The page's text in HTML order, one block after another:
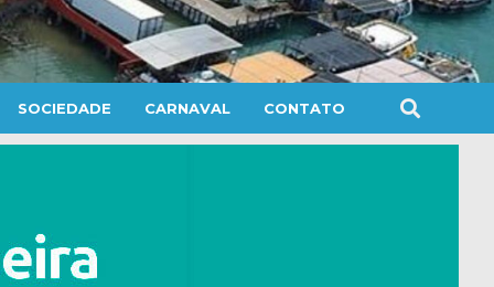
SOCIEDADE CARNAVAL CONTATO